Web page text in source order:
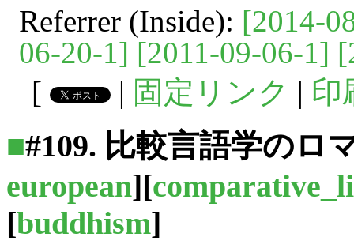
Referrer (Inside): [2014-
06-20-1] [2011-09-06-1]
[
| 固定リンク | 印
■#109. 比較言語学のロ
european][
[buddhism]